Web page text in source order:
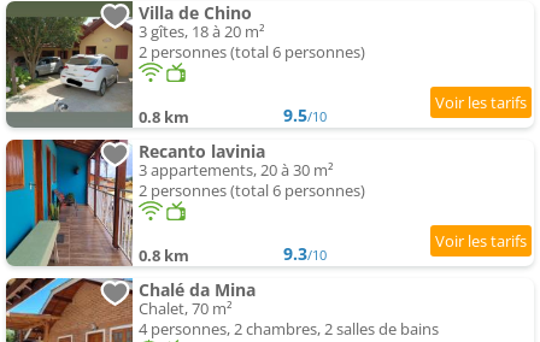
Villa de Chino
3 gîtes, 18 à 20 m²
2 personnes (total 6 personnes)
0.8 km 9.5/10
Recanto lavinia
3 appartements, 20 à 30 m²
2 personnes (total 6 personnes)
0.8 km 9.3/10
Chalé da Mina
Chalet, 70 m²
4 personnes, 2 chambres, 2 salles de bains